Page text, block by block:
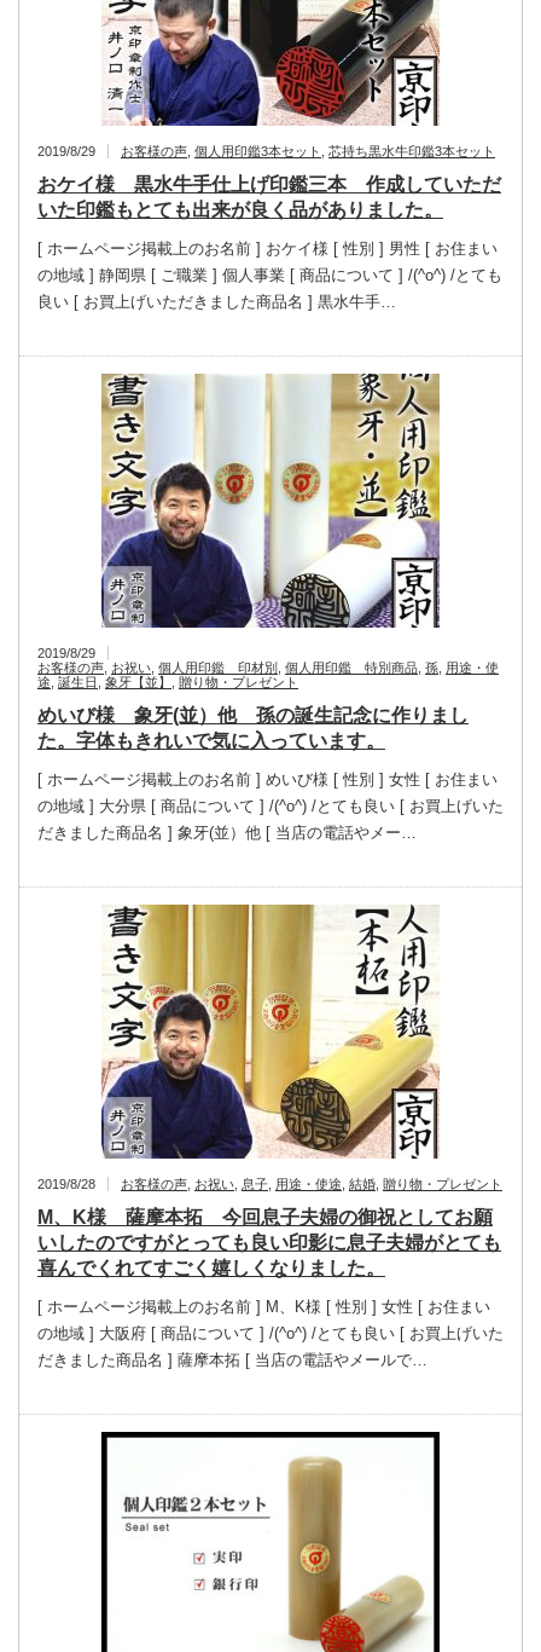
2019/8/29 お客様の声 個人用印鑑3本セット 芯持ち黒水牛印鑑3本セット
おケイ様 黒水牛手仕上げ印鑑三本 作成していただ
いた印鑑もとても出来が良く品がありました。
[ ホームページ掲載上のお名前 ] おケイ様 [ 性別 ] 男性 [ お住まい
の地域 ] 静岡県 [ ご職業 ] 個人事業 [ 商品について ] /(^o^) /とても
良い [ お買上げいただきました商品名 ] 黒水牛手…
2019/8/29
お客様の声 お祝い 個人用印鑑 印材別 個人用印鑑 特別商品 孫 用途・使
途 誕生日 象牙【並】 贈り物・プレゼント
めいび様 象牙(並）他 孫の誕生記念に作りまし
た。字体もきれいで気に入っています。
[ ホームページ掲載上のお名前 ] めいび様 [ 性別 ] 女性 [ お住まい
の地域 ] 大分県 [ 商品について ] /(^o^) /とても良い [ お買上げいた
だきました商品名 ] 象牙(並）他 [ 当店の電話やメー…
2019/8/28 お客様の声 お祝い 息子 用途・使途 結婚 贈り物・プレゼント
M、K様 薩摩本拓 今回息子夫婦の御祝としてお願
いしたのですがとっても良い印影に息子夫婦がとても
喜んでくれてすごく嬉しくなりました。
[ ホームページ掲載上のお名前 ] M、K様 [ 性別 ] 女性 [ お住まい
の地域 ] 大阪府 [ 商品について ] /(^o^) /とても良い [ お買上げいた
だきました商品名 ] 薩摩本拓 [ 当店の電話やメールで…